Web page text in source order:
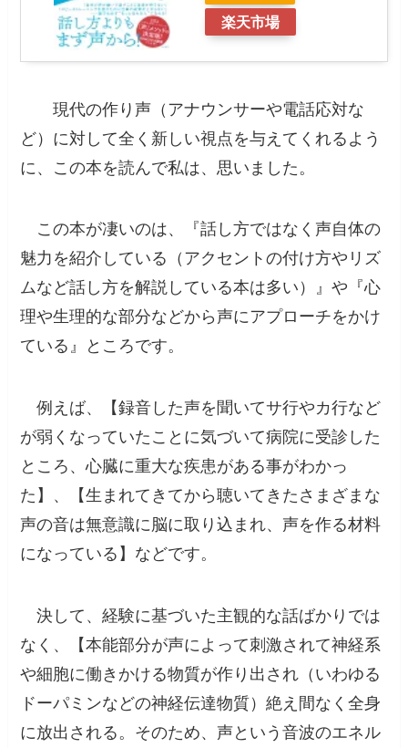
楽天市場
現代の作り声（アナウンサーや電話応対な
ど）に対して全く新しい視点を与えてくれるよう
に、この本を読んで私は、思いました。
この本が凄いのは、『話し方ではなく声自体の
魅力を紹介している（アクセントの付け方やリズ
ムなど話し方を解説している本は多い）』や『心
理や生理的な部分などから声にアプローチをかけ
ている』ところです。
例えば、【録音した声を聞いてサ行やカ行など
が弱くなっていたことに気づいて病院に受診した
ところ、心臓に重大な疾患がある事がわかっ
た 】、【生まれてきてから聴いてきたさまざまな
声の音は無意識に脳に取り込まれ、声を作る材料
になっている】などです。
決して、経験に基づいた主観的な話ばかりでは
なく、【本能部分が声によって刺激されて神経系
や細胞に働きかける物質が作り出され（いわゆる
ドーパミンなどの神経伝達物質）絶え間なく全身
に放出される。そのため、声という音波のエネル